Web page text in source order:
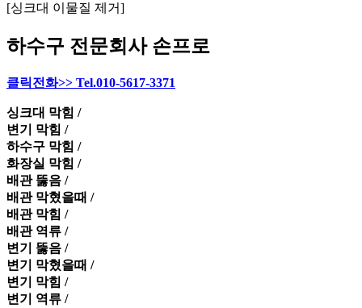
[싱크대 이물질 제거]
하수구 전문회사 손프로
클릭전화>> Tel.010-5617-3371
싱크대 막힘 /
변기 막힘 /
하수구 막힘 /
화장실 막힘 /
배관 뚫음 /
배관 막혔을때 /
배관 막힘 /
배관 역류 /
변기 뚫음 /
변기 막혔을때 /
변기 막힘 /
변기 역류 /